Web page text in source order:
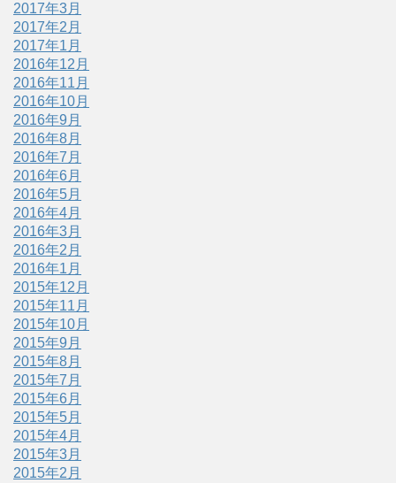
2017年3月
2017年2月
2017年1月
2016年12月
2016年11月
2016年10月
2016年9月
2016年8月
2016年7月
2016年6月
2016年5月
2016年4月
2016年3月
2016年2月
2016年1月
2015年12月
2015年11月
2015年10月
2015年9月
2015年8月
2015年7月
2015年6月
2015年5月
2015年4月
2015年3月
2015年2月